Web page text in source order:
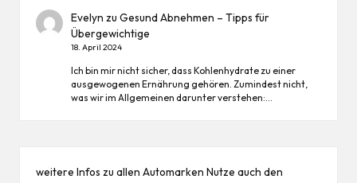
Evelyn zuGesund Abnehmen – Tipps für
Übergewichtige
18. April 2024
Ich bin mir nicht sicher, dass Kohlenhydrate zu einer
ausgewogenen Ernährung gehören. Zumindest nicht,
was wir im Allgemeinen darunter verstehen:…
weitere Infos zu allen Automarken Nutze auch den